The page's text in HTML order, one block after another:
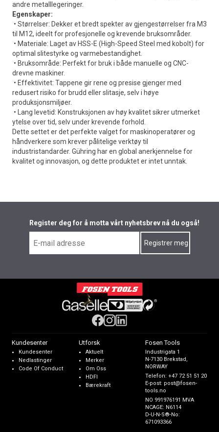
andre metalllegeringer.
Egenskaper:
• Størrelser: Dekker et bredt spekter av gjengestørrelser fra M3
til M12, ideelt for profesjonelle og krevende bruksområder.
• Materiale: Laget av HSS-E (High-Speed Steel med kobolt) for
optimal slitestyrke og varmebestandighet.
• Bruksområde: Perfekt for bruk i både manuelle og CNC-
drevne maskiner.
• Effektivitet: Tappene gir rene og presise gjenger med
redusert risiko for brudd eller slitasje, selv i høye
produksjonsmiljøer.
• Lang levetid: Konstruksjonen av høy kvalitet sikrer utmerket
ytelse over tid, selv under krevende forhold.
Dette settet er det perfekte valget for maskinoperatører og
håndverkere som krever pålitelige verktøy til
industristandarder. Gühring har en global anerkjennelse for
kvalitet og innovasjon, og dette produktet er intet unntak.
Register deg for å motta vårt nyhetsbrev nå du også!
Kundesenter
Kundesenter
Nedlastinger
Code Of Conduct
Utforsk
Aktuelt
Merker
Om Oss
HDFI
Bærekraft
Fosen Tools
Industrigata 1
N-7130 Brekstad,
NORWAY
Telefon:+47 72 51 51 20
E-post: post@fosen-
tools.no
NO 991976191 MVA
NCAGE: N6114
D-U-N-S®-No:
671093366